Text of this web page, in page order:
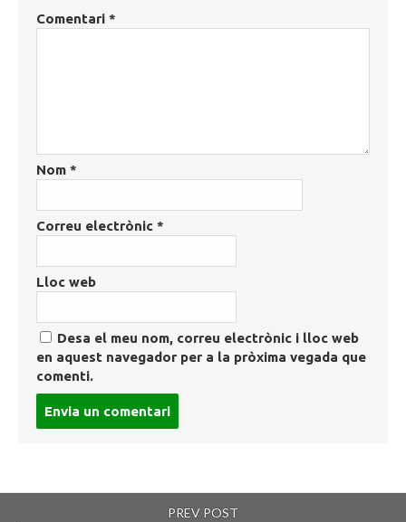
Comentari *
Nom *
Correu electrònic *
Lloc web
Desa el meu nom, correu electrònic i lloc web
en aquest navegador per a la pròxima vegada que
comenti.
PREV POST